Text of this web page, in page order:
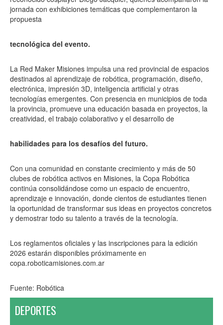
jornada con exhibiciones temáticas que complementaron la
propuesta
tecnológica del evento.
La Red Maker Misiones impulsa una red provincial de espacios
destinados al aprendizaje de robótica, programación, diseño,
electrónica, impresión 3D, inteligencia artificial y otras
tecnologías emergentes. Con presencia en municipios de toda
la provincia, promueve una educación basada en proyectos, la
creatividad, el trabajo colaborativo y el desarrollo de
habilidades para los desafíos del futuro.
Con una comunidad en constante crecimiento y más de 50
clubes de robótica activos en Misiones, la Copa Robótica
continúa consolidándose como un espacio de encuentro,
aprendizaje e innovación, donde cientos de estudiantes tienen
la oportunidad de transformar sus ideas en proyectos concretos
y demostrar todo su talento a través de la tecnología.
Los reglamentos oficiales y las inscripciones para la edición
2026 estarán disponibles próximamente en
copa.roboticamisiones.com.ar
Fuente: Robótica
DEPORTES